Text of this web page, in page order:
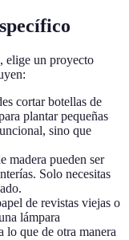
elige un proyecto
cortar botellas de
plantar pequeñas
sino que
madera pueden ser
Solo necesitas
de revistas viejas o
lámpara
lo que de otra manera